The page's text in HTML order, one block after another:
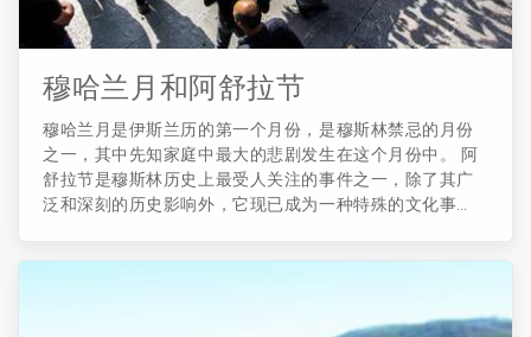
穆哈兰月和阿舒拉节
穆哈兰月是伊斯兰历的第一个月份，是穆斯林禁忌的月份
之一，其中先知家庭中最大的悲剧发生在这个月份中。 阿
舒拉节是穆斯林历史上最受人关注的事件之一，除了其广
泛和深刻的历史影响外，它现已成为一种特殊的文化事